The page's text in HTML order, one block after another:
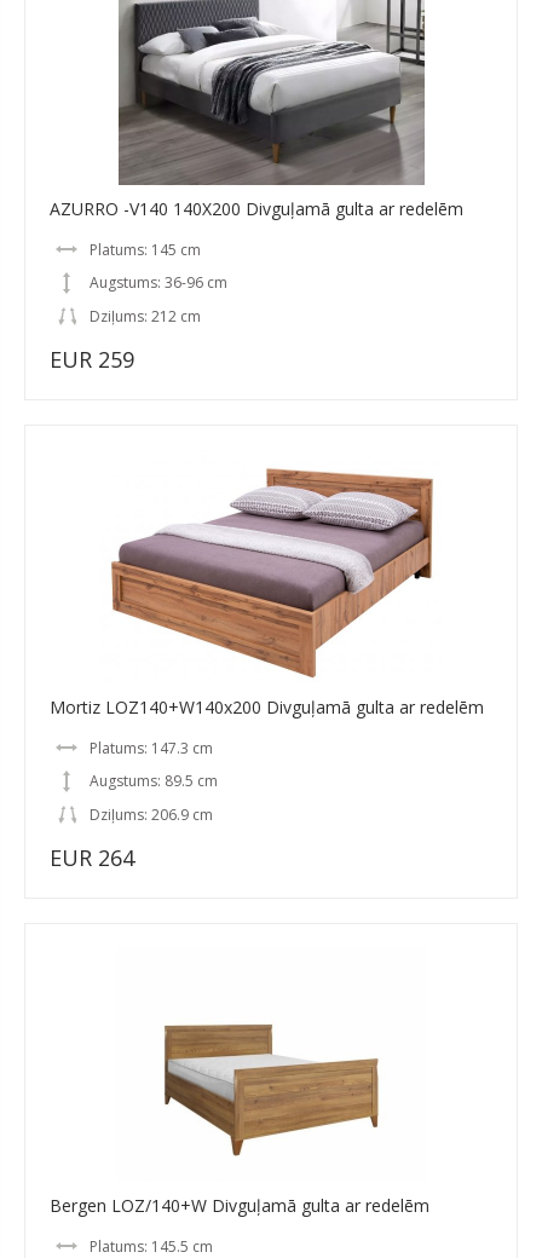
AZURRO -V140 140X200 Divguļamā gulta ar redelēm
Platums: 145 cm
Augstums: 36-96 cm
Dziļums: 212 cm
EUR 259
Mortiz LOZ140+W140x200 Divguļamā gulta ar redelēm
Platums: 147.3 cm
Augstums: 89.5 cm
Dziļums: 206.9 cm
EUR 264
Bergen LOZ/140+W Divguļamā gulta ar redelēm
Platums: 145.5 cm